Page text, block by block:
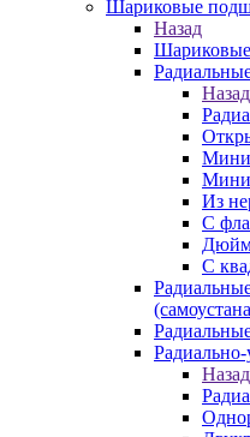
Шариковые
Назад
Назад
Из
С
С
Назад